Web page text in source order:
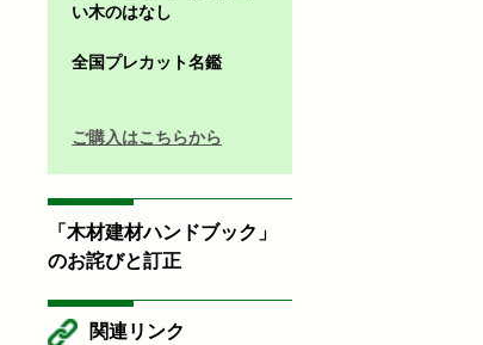
い木のはなし
全国プレカット名鑑
ご購入はこちらから
「木材建材ハンドブック」
のお詫びと訂正
関連リンク